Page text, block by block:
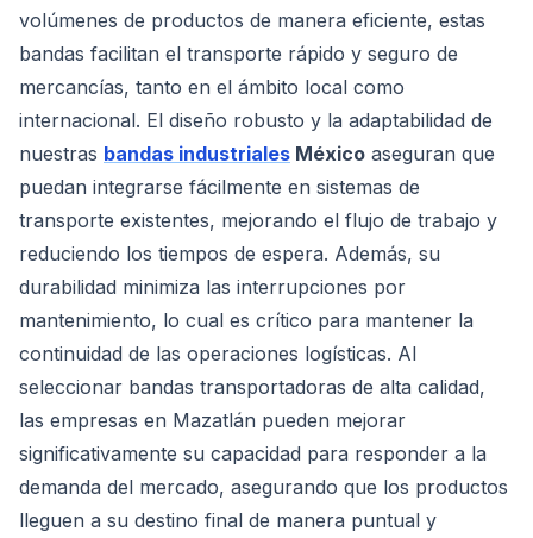
volúmenes de productos de manera eficiente, estas
bandas facilitan el transporte rápido y seguro de
mercancías, tanto en el ámbito local como
internacional. El diseño robusto y la adaptabilidad de
nuestras bandas industriales México aseguran que
puedan integrarse fácilmente en sistemas de
transporte existentes, mejorando el flujo de trabajo y
reduciendo los tiempos de espera. Además, su
durabilidad minimiza las interrupciones por
mantenimiento, lo cual es crítico para mantener la
continuidad de las operaciones logísticas. Al
seleccionar bandas transportadoras de alta calidad,
las empresas en Mazatlán pueden mejorar
significativamente su capacidad para responder a la
demanda del mercado, asegurando que los productos
lleguen a su destino final de manera puntual y